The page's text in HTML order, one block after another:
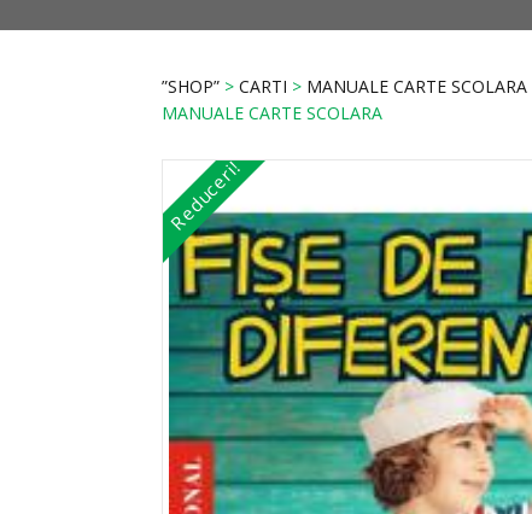
”SHOP” >CARTI > MANUALE CARTE SCOLARA
MANUALE CARTE SCOLARA
Reduceri!